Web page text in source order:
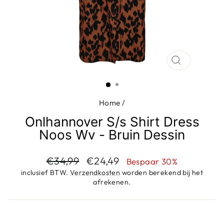
SLUIT
Home /
Onlhannover S/s Shirt Dress
Noos Wv - Bruin Dessin
Adviesprijs
€34,99 Aanbiedingsprijs
€24,49 Bespaar 30%
inclusief BTW. Verzendkosten worden berekend bij het
afrekenen.